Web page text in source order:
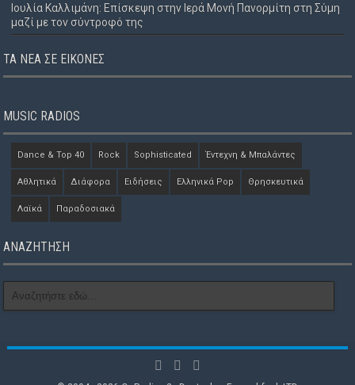
Ιουλία Καλλιμάνη: Επίσκεψη στην Ιερά Μονή Πανορμίτη στη Σύμη
μαζί με τον σύντροφό της
ΤΑ ΝΈΑ ΣΕ ΕΙΚΌΝΕΣ
MUSIC RADIOS
Dance & Top 40 Rock Sophisticated Έντεχνη & Μπαλάντες
Αθλητικά Διάφορα Ειδήσεις Ελληνικά Pop Θρησκευτικά
Λαϊκά Παραδοσιακά
ΑΝΑΖΗΤΗΣΗ